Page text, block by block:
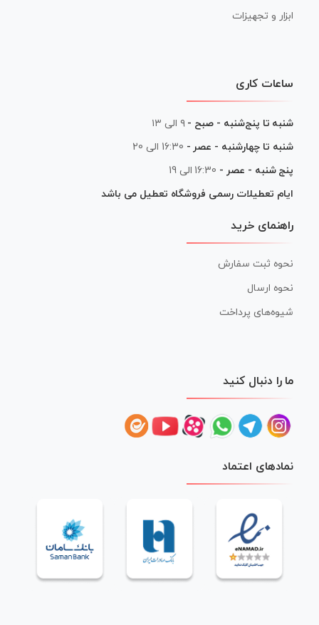
ابزار و تجهیزات
ساعات کاری
شنبه تا پنج‌شنبه - صبح - ۹ الی ۱۳
شنبه تا چهارشنبه - عصر - 16:30 الی 20
پنج شنبه - عصر - 16:30 الی 19
ایام تعطیلات رسمی فروشگاه تعطیل می باشد
راهنمای خرید
نحوه ثبت سفارش
نحوه ارسال
شیوه‌های پرداخت
ما را دنبال کنید
نمادهای اعتماد